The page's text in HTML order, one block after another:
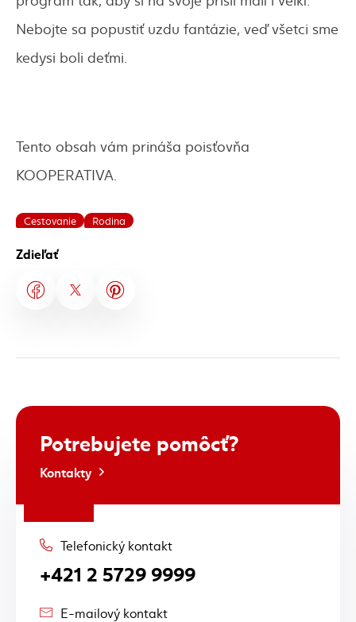
Zdieľať
Nebojte sa popustiť uzdu fantázie, veď všetci sme
kedysi boli deťmi.
Tento obsah vám prináša poisťovňa
KOOPERATIVA.
Cestovanie Rodina
Potrebujete pomôcť?
Kontakty
Telefonický kontakt
+421 2 5729 9999
E-mailový kontakt